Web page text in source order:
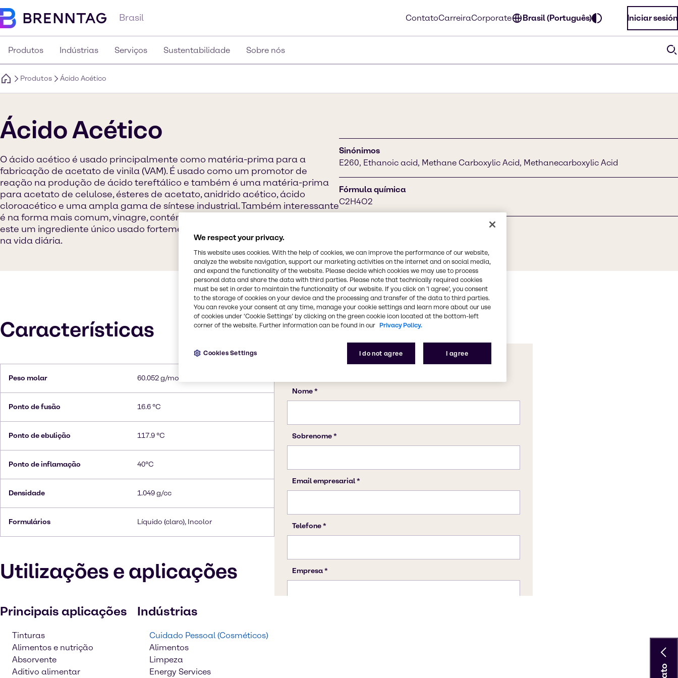
Brasil ContatoCarreiraCorporate Brasil (Português) Iniciar sesión
Produtos Indústrias Serviços Sustentabilidade Sobre nós
Produtos Ácido Acético
Ácido Acético
O ácido acético é usado principalmente como matéria-prima para a
fabricação de acetato de vinila (VAM). É usado como um promotor de
reação na produção de ácido tereftálico e também é uma matéria-prima
para acetato de celulose, ésteres de acetato, anidrido acético, ácido
cloroacético e uma ampla gama de síntese industrial. Também interessante
é na forma mais comum, vinagre, contém cerca de 6% do ácido tornando
este um ingrediente único usado fortemente no processamento químico e
na vida diária.
Sinónimos
E260, Ethanoic acid, Methane Carboxylic Acid, Methanecarboxylic Acid
Fórmula química
C2H4O2
Características
Peso molar 60.052 g/mol
Ponto de fusão 16.6 °C
Ponto de ebulição 117.9 °C
Ponto de inflamação 40°C
Densidade 1.049 g/cc
Formulários Líquido (claro), Incolor
Utilizações e aplicações
Principais aplicações
Tinturas
Alimentos e nutrição
Absorvente
Aditivo alimentar
Indústrias
Cuidado Pessoal (Cosméticos)
Alimentos
Limpeza
Energy Services
We respect your privacy.
This website uses cookies. With the help of cookies, we can improve the performance of our website,
analyze the website navigation, support our marketing activities on the internet and on social media,
and expand the functionality of the website. Please decide which cookies we may use to process
personal data and share the data with third parties. Please note that technically required cookies
must be set in order to maintain the functionality of our website. If you click on ’I agree’, you consent
to the storage of cookies on your device and the processing and transfer of the data to third parties.
You can revoke your consent at any time, manage your cookie settings and learn more about our use
of cookies under ‘Cookie Settings’ by clicking on the green cookie icon located at the bottom-left
corner of the website. Further information can be found in our Privacy Policy.
I do not agree I agree
Cookies Settings